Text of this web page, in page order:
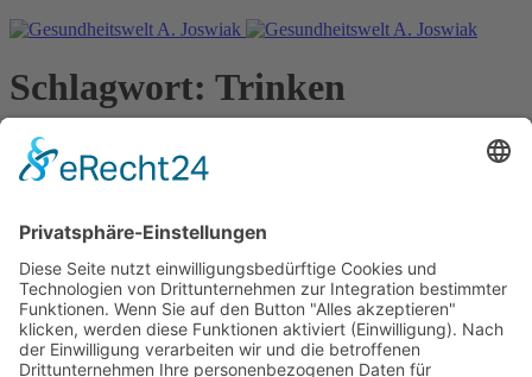
Schlagwort: Trinken
Home
Beitrag
Die Quelle der Gesundheit: Wasser
30. Juni 202423. Mai 2025Ernährung,Kreis OlpevonAnika
Joswiak